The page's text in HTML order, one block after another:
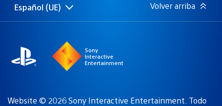
Selecciona
una
Región
actual:
Español (UE) Volver arriba
Sony
Interactive
Entertainment
Website © 2026 Sony Interactive Entertainment. Todo